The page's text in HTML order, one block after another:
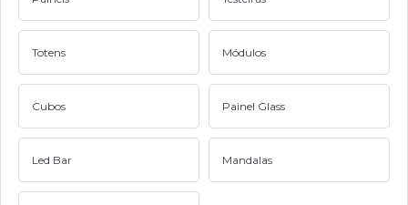
Totens Módulos
Cubos Painel Glass
Led Bar Mandalas